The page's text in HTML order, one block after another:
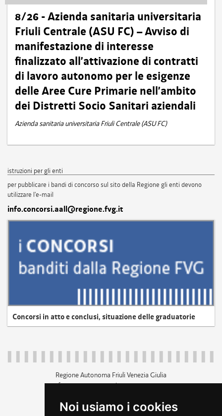
Noi usiamo i cookies
8/26 - Azienda sanitaria universitaria
Friuli Centrale (ASU FC) – Avviso di
manifestazione di interesse
finalizzato all’attivazione di contratti
di lavoro autonomo per le esigenze
delle Aree Cure Primarie nell’ambito
dei Distretti Socio Sanitari aziendali
Azienda sanitaria universitaria Friuli Centrale (ASU FC)
istruzioni per gli enti
per pubblicare i bandi di concorso sul sito della Regione gli enti devono
utilizzare l'e-mail
info.concorsi.aall@regione.fvg.it
Concorsi in atto e conclusi, situazione delle graduatorie
Regione Autonoma Friuli Venezia Giulia
c.f. 80014930327; p.iva 00526040324
+39 040 3771111